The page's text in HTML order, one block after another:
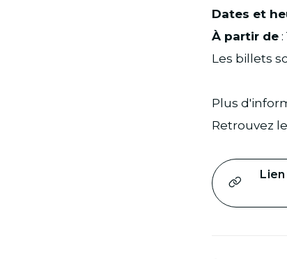
Dates et
À partir de
Les billets
Plus
Retrouvez